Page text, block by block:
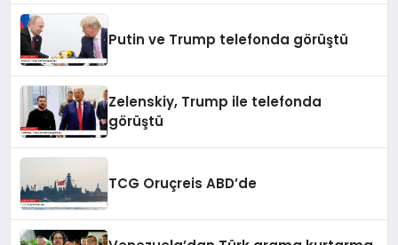
Putin ve Trump telefonda görüştü
Zelenskiy, Trump ile telefonda
görüştü
TCG Oruçreis ABD’de